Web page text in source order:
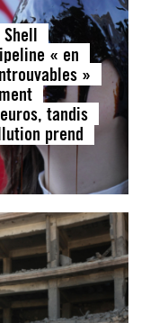
« en
»
tandis
prend